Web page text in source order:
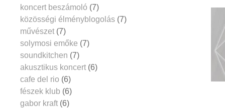
koncert beszámoló (7)
közösségi élményblogolás (7)
művészet (7)
solymosi emőke (7)
soundkitchen (7)
akusztikus koncert (6)
cafe del rio (6)
fészek klub (6)
gabor kraft (6)